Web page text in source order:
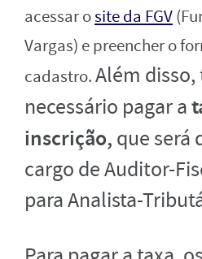
acessar osite da FGV
Vargas) e preencher o
cadastro.Além
necessário pagar a
inscrição, que será
cargo de Auditor-
para Analista-